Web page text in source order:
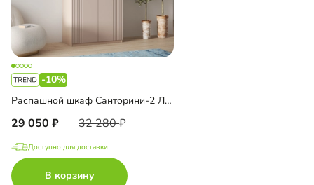
-10%
Распашной шкаф Санторини-2 Лайф
29 050 32 280
Доступно для доставки
В корзину